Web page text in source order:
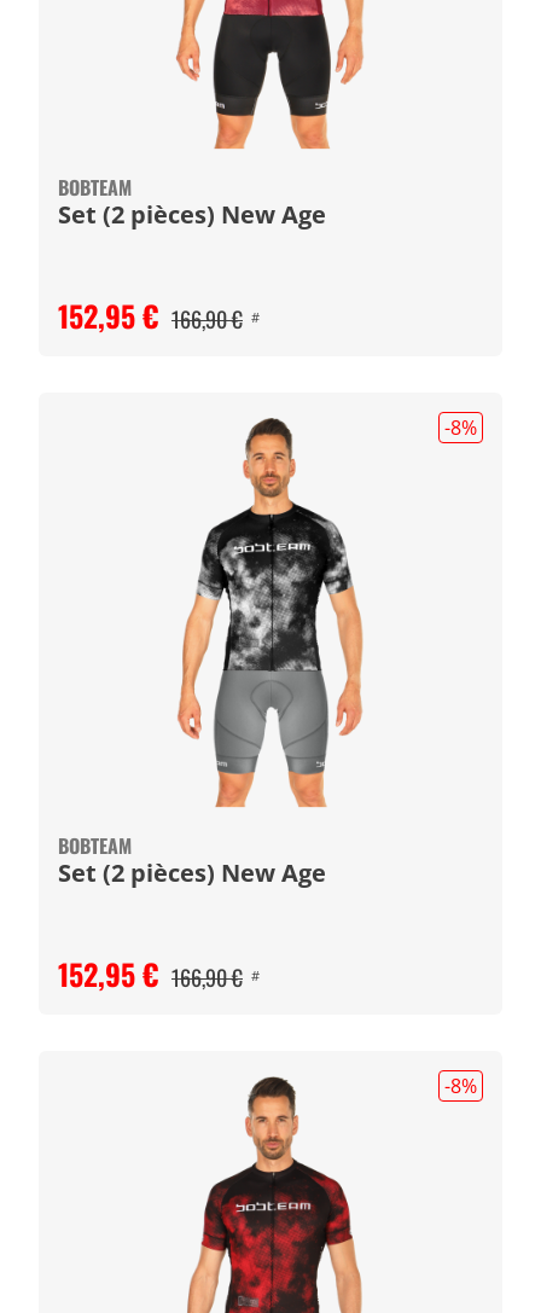
BOBTEAM
Set (2 pièces) New Age
152,95 € 166,90 € #
-8%
BOBTEAM
Set (2 pièces) New Age
152,95 € 166,90 € #
-8%